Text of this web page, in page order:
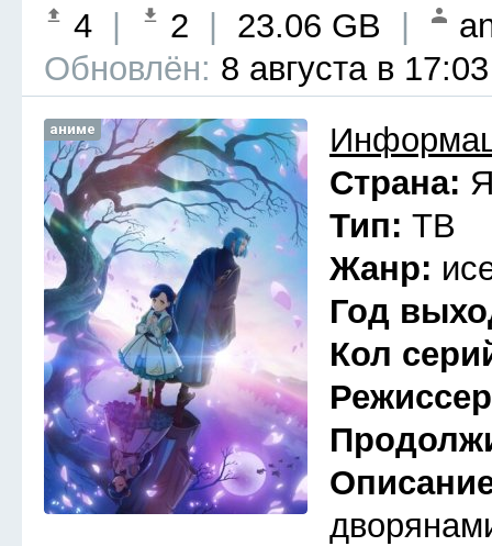
4 2 23.06 GB
Обновлён: 8 августа в 17:03
аниме
Страна:
Тип: ТВ
Жанр:
Год
Кол